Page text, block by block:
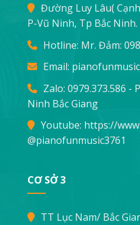
Đường Luy Lâu(
P-Vũ Ninh, Tp Bắc Ninh.
Hotline: Mr. Đảm:
Email:
Zalo: 0979.373.586 -
Ninh Bắc Giang
Youtube: https://
@pianofunmusic3761
CƠ SỞ 3
TT Lục Nam/ Bắc